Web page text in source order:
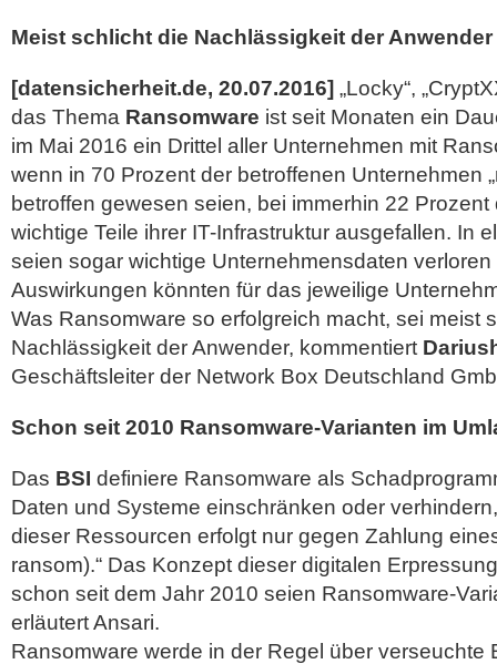
Meist schlicht die Nachlässigkeit der Anwender
[datensicherheit.de, 20.07.2016] „Locky“,
das Thema Ransomware ist seit Monaten ein
im Mai 2016 ein Drittel aller Unternehmen mit
wenn in 70 Prozent der betroffenen Unternehmen
betroffen gewesen seien, bei immerhin 22
wichtige Teile ihrer IT-Infrastruktur ausgefallen. In
seien sogar wichtige Unternehmensdaten
Auswirkungen könnten für das jeweilige
Was Ransomware so erfolgreich macht, sei meist
Nachlässigkeit der Anwender, kommentiert
Geschäftsleiter der Network Box Deutschland
Schon seit 2010 Ransomware-Varianten im
Das BSI definiere Ransomware als
Daten und Systeme einschränken oder
dieser Ressourcen erfolgt nur gegen Zahlung
ransom).“ Das Konzept dieser digitalen
schon seit dem Jahr 2010 seien Ransomware-
erläutert Ansari.
Ransomware werde in der Regel über verseuchte